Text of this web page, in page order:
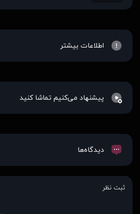
اطلاعات بیشتر
پیشنهاد می‌کنیم تماشا کنید
دیدگاه‌ها
ثبت نظر